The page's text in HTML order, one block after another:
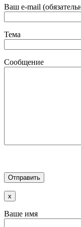
Ваш e-mail
Тема
Сообщение
x
Ваше имя